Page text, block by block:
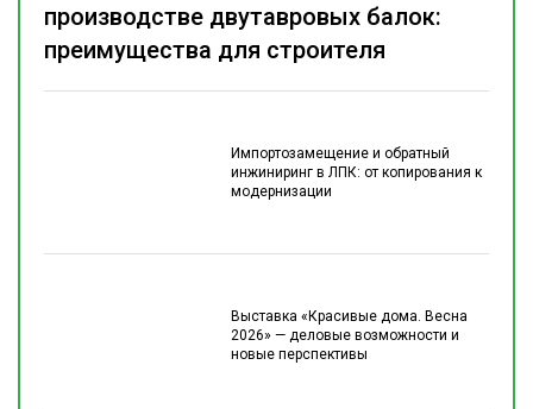
Импортозамещение и обратный
инжиниринг в ЛПК: от копирования к
модернизации
Выставка «Красивые дома. Весна
2026» — деловые возможности и
новые перспективы
производстве двутавровых балок:
преимущества для строителя